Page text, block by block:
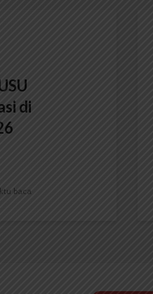
di
baca